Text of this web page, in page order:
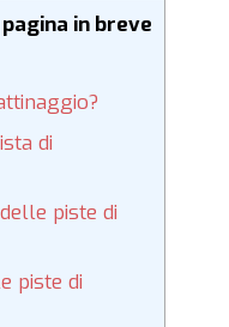
in breve
di
piste di
piste di